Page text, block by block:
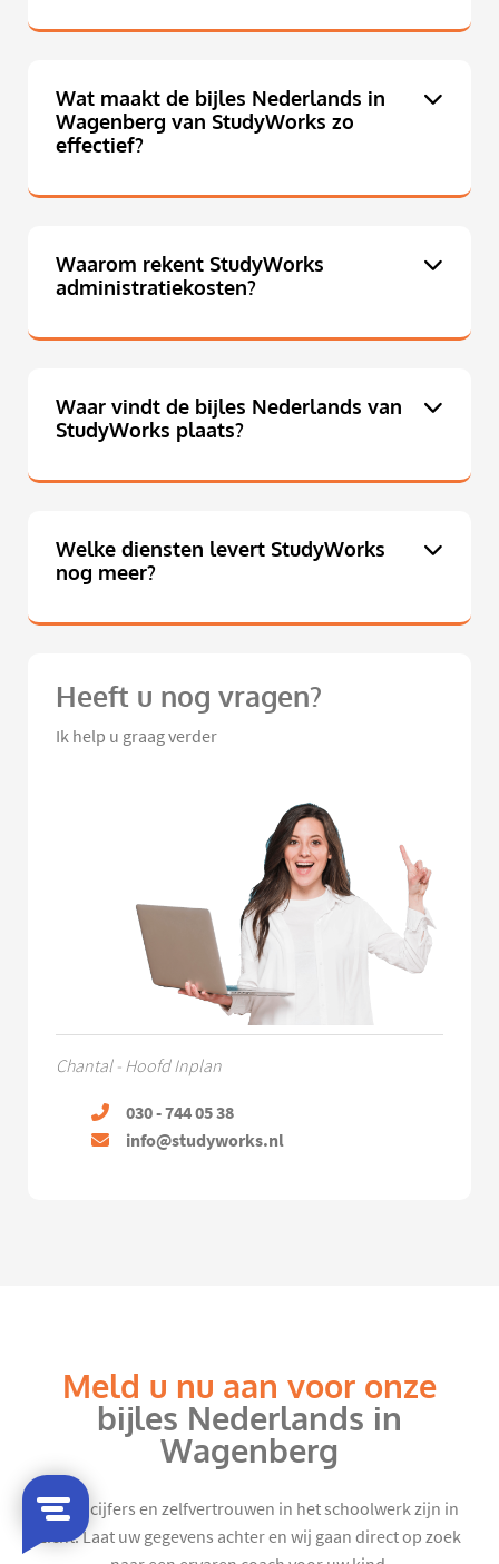
Wat maakt de bijles Nederlands in
Wagenberg van StudyWorks zo
effectief?
Waarom rekent StudyWorks
administratiekosten?
Waar vindt de bijles Nederlands van
StudyWorks plaats?
Welke diensten levert StudyWorks
nog meer?
Heeft u nog vragen?
Ik help u graag verder
Chantal - Hoofd Inplan
030 - 744 05 38
info@studyworks.nl
Meld u nu aan voor onze
bijles Nederlands in
Wagenberg
Mooie cijfers en zelfvertrouwen in het schoolwerk zijn in
zicht. Laat uw gegevens achter en wij gaan direct op zoek